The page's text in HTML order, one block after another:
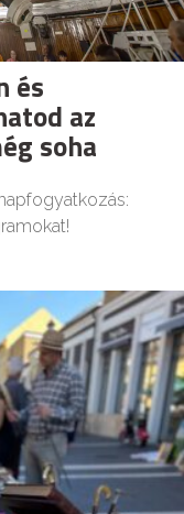
és
az
soha